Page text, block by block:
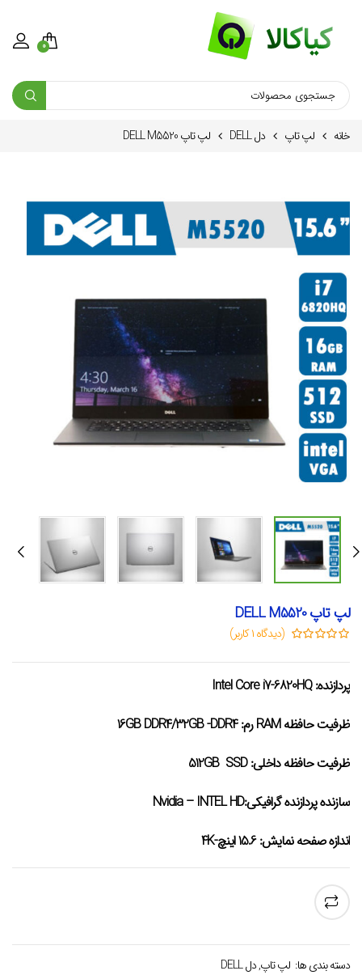
0
خانه لپ تاپ دل DELL لپ تاپ DELL M5520
لپ تاپ DELL M5520
(دیدگاه۱کاربر)
پردازنده: Intel Core i7-6820HQ
ظرفیت حافظه RAM رم: 16GB DDR4/32GB -DDR4
ظرفیت حافظه داخلی: 512GB SSD
سازنده پردازنده گرافیکی:Nvidia – INTEL HD
اندازه صفحه نمایش: 15.6 اینچ-4K
دسته بندی ها: لپ تاپ,دل DELL